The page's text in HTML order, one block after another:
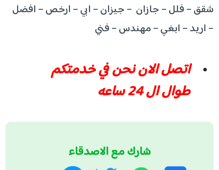
شقق – فلل – جازان – جيزان – ابي – ارخص – افضل
– اريد – ابغي – مهندس – فني
اتصل الان نحن في خدمتكم
طوال ال 24 ساعه
شارك مع الاصدقاء